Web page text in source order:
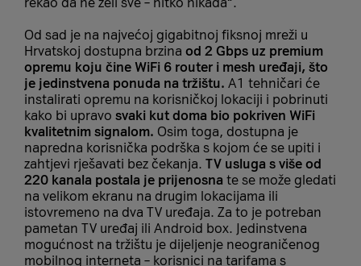
Od sad je na najvećoj gigabitnoj fiksnoj mreži u
Hrvatskoj dostupna brzina od 2 Gbps uz premium
opremu koju čine WiFi 6 router i mesh uređaji, što
je jedinstvena ponuda na tržištu. A1 tehničari će
instalirati opremu na korisničkoj lokaciji i pobrinuti
kako bi upravo svaki kut doma bio pokriven WiFi
kvalitetnim signalom. Osim toga, dostupna je
napredna korisnička podrška s kojom će se upiti i
zahtjevi rješavati bez čekanja. TV usluga s više od
220 kanala postala je prijenosna te se može gledati
na velikom ekranu na drugim lokacijama ili
istovremeno na dva TV uređaja. Za to je potreban
pametan TV uređaj ili Android box. Jedinstvena
mogućnost na tržištu je dijeljenje neograničenog
mobilnog interneta – korisnici na tarifama s